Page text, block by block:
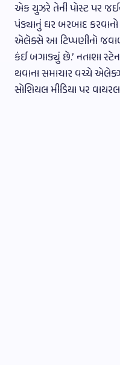
એક યુઝરે તેની પોસ્ટ પર
પંડ્યાનું ઘર બરબાદ
એલેક્સે આ ટિપ્પણીનો
કંઈ બગાડ્યું છે.’ નતાશા
થવાના સમાચાર વચ્ચે
સોશિયલ મીડિયા પર